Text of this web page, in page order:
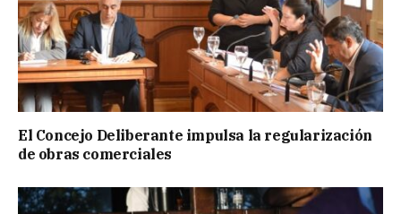
El Concejo Deliberante impulsa la regularización
de obras comerciales